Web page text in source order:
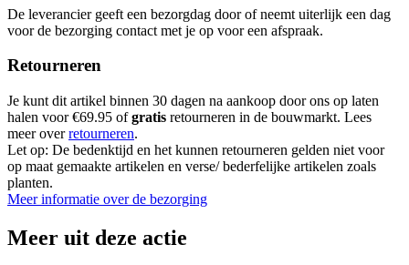
De leverancier geeft een bezorgdag door of neemt uiterlijk een dag
voor de bezorging contact met je op voor een afspraak.
Retourneren
Je kunt dit artikel binnen 30 dagen na aankoop door ons op laten
halen voor €69.95 ofgratis retourneren in de bouwmarkt. Lees
meer overretourneren.
Let op: De bedenktijd en het kunnen retourneren gelden niet voor
op maat gemaakte artikelen en verse/ bederfelijke artikelen zoals
planten.
Meer informatie over de bezorging
Meer uit deze actie